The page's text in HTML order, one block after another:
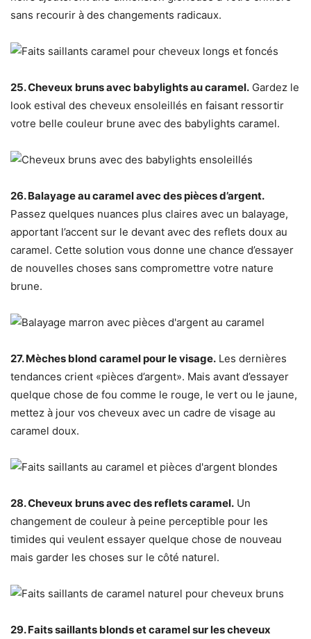
sans recourir à des changements radicaux.
25. Cheveux bruns avec babylights au caramel. Gardez le
look estival des cheveux ensoleillés en faisant ressortir
votre belle couleur brune avec des babylights caramel.
26. Balayage au caramel avec des pièces d’argent.
Passez quelques nuances plus claires avec un balayage,
apportant l’accent sur le devant avec des reflets doux au
caramel. Cette solution vous donne une chance d’essayer
de nouvelles choses sans compromettre votre nature
brune.
27. Mèches blond caramel pour le visage. Les dernières
tendances crient «pièces d’argent». Mais avant d’essayer
quelque chose de fou comme le rouge, le vert ou le jaune,
mettez à jour vos cheveux avec un cadre de visage au
caramel doux.
28. Cheveux bruns avec des reflets caramel. Un
changement de couleur à peine perceptible pour les
timides qui veulent essayer quelque chose de nouveau
mais garder les choses sur le côté naturel.
29. Faits saillants blonds et caramel sur les cheveux